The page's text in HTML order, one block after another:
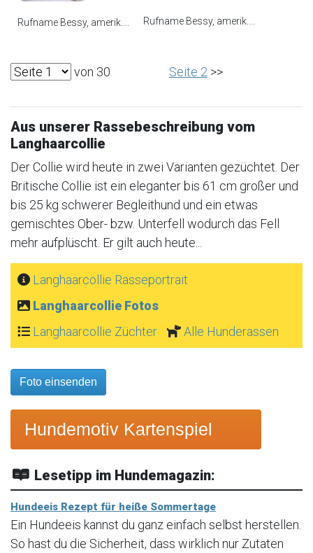
Rufname Bessy, amerik.... Rufname Bessy, amerik....
von 30 Seite 2 >>
Aus unserer Rassebeschreibung vom
Langhaarcollie
Der Collie wird heute in zwei Varianten gezüchtet. Der
Britische Collie ist ein eleganter bis 61 cm großer und
bis 25 kg schwerer Begleithund und ein etwas
gemischtes Ober- bzw. Unterfell wodurch das Fell
mehr aufplüscht. Er gilt auch heute...
Langhaarcollie Rasseportrait
Langhaarcollie Fotos
Langhaarcollie Züchter
Alle Hunderassen
Foto einsenden
Hundemotiv Kartenspiel
Lesetipp im Hundemagazin:
Hundeeis Rezept für heiße Sommertage
Ein Hundeeis kannst du ganz einfach selbst herstellen.
So hast du die Sicherheit, dass wirklich nur Zutaten